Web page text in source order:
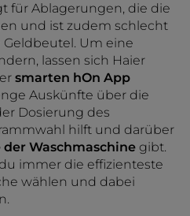
für Ablagerungen, die die
und ist zudem schlecht
Um eine
lassen sich Haier
smarten hOn App
Auskünfte über die
Dosierung des
hilft und darüber
Waschmaschine gibt.
immer die effizienteste
wählen und dabei